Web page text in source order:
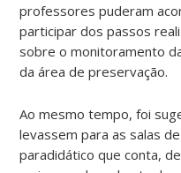
professores puderam
participar dos passos
sobre o monitoramento
da área de preservação.
Ao mesmo tempo, foi
levassem para as salas
paradidático que conta,